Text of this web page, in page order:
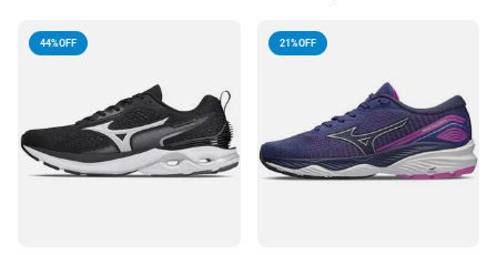
44%OFF 21%OFF